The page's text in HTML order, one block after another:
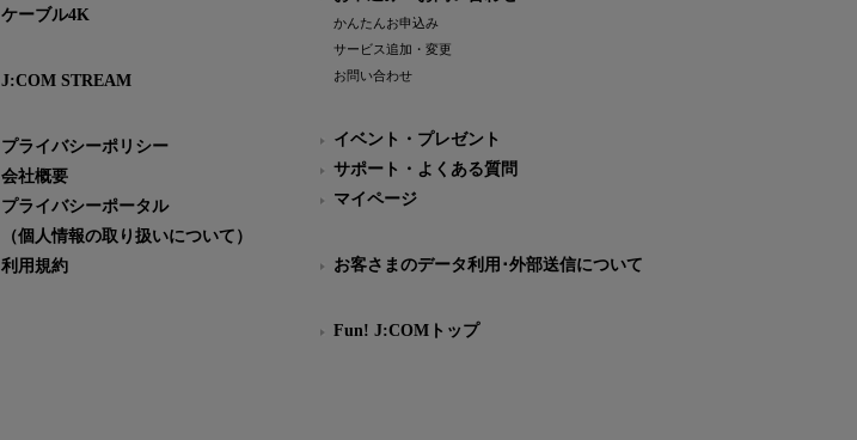
ケーブル4K
J:COM STREAM
プライバシーポリシー
会社概要
プライバシーポータル
（個人情報の取り扱いについて）
利用規約
かんたんお申込み
サービス追加・変更
お問い合わせ
イベント・プレゼント
サポート・よくある質問
マイページ
お客さまのデータ利用･外部送信について
Fun! J:COMトップ